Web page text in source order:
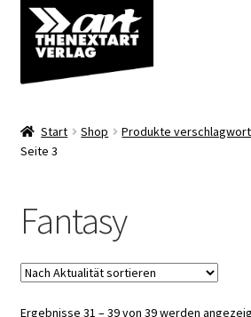
Zur
Navigation
springen
Zum
Inhalt
springen
Shop
Start Shop
Produkte
Seite 3
Fantasy
Ergebnisse 31 – 39 von 39 werden